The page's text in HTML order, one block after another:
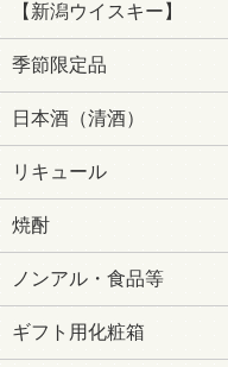
【新潟ウイスキー】
季節限定品
日本酒（清酒）
リキュール
焼酎
ノンアル・食品等
ギフト用化粧箱